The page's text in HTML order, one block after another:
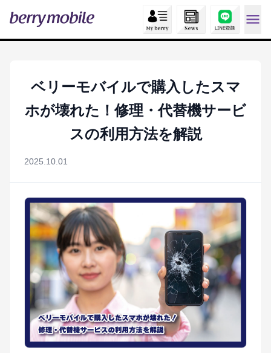
ベリーモバイルで購入したスマ
ホが壊れた！修理・代替機サービ
スの利用方法を解説
2025.10.01